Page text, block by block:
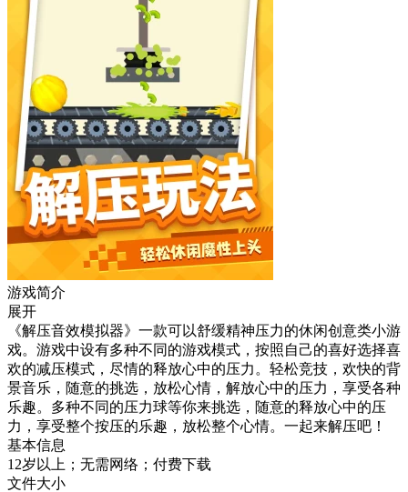
游戏简介
展开
《解压音效模拟器》一款可以舒缓精神压力的休闲创意类小游
戏。游戏中设有多种不同的游戏模式，按照自己的喜好选择喜
欢的减压模式，尽情的释放心中的压力。轻松竞技，欢快的背
景音乐，随意的挑选，放松心情，解放心中的压力，享受各种
乐趣。多种不同的压力球等你来挑选，随意的释放心中的压
力，享受整个按压的乐趣，放松整个心情。一起来解压吧！
基本信息
12岁以上；无需网络；付费下载
文件大小